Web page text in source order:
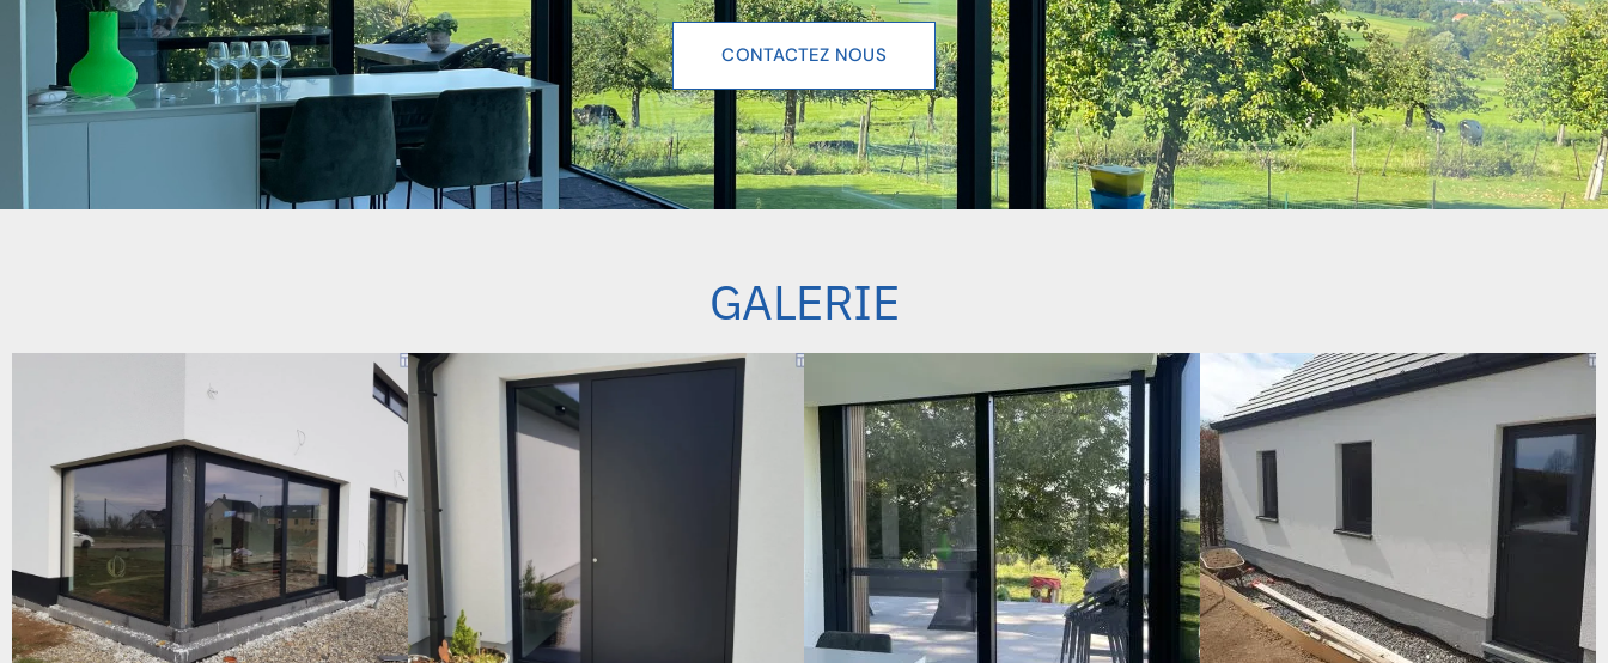
CONTACTEZ NOUS
GALERIE